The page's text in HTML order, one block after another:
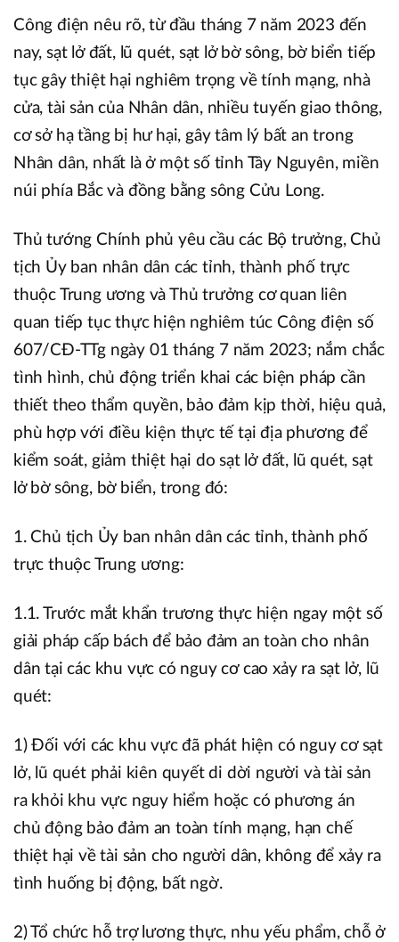
Công điện nêu rõ, từ đầu tháng 7 năm 2023 đến
nay, sạt lở đất, lũ quét, sạt lở bờ sông, bờ biển tiếp
tục gây thiệt hại nghiêm trọng về tính mạng, nhà
cửa, tài sản của Nhân dân, nhiều tuyến giao thông,
cơ sở hạ tầng bị hư hại, gây tâm lý bất an trong
Nhân dân, nhất là ở một số tỉnh Tây Nguyên, miền
núi phía Bắc và đồng bằng sông Cửu Long.
Thủ tướng Chính phủ yêu cầu các Bộ trưởng, Chủ
tịch Ủy ban nhân dân các tỉnh, thành phố trực
thuộc Trung ương và Thủ trưởng cơ quan liên
quan tiếp tục thực hiện nghiêm túc Công điện số
607/CĐ-TTg ngày 01 tháng 7 năm 2023; nắm chắc
tình hình, chủ động triển khai các biện pháp cần
thiết theo thẩm quyền, bảo đảm kịp thời, hiệu quả,
phù hợp với điều kiện thực tế tại địa phương để
kiểm soát, giảm thiệt hại do sạt lở đất, lũ quét, sạt
lở bờ sông, bờ biển, trong đó:
1. Chủ tịch Ủy ban nhân dân các tỉnh, thành phố
trực thuộc Trung ương:
1.1. Trước mắt khẩn trương thực hiện ngay một số
giải pháp cấp bách để bảo đảm an toàn cho nhân
dân tại các khu vực có nguy cơ cao xảy ra sạt lở, lũ
quét:
1) Đối với các khu vực đã phát hiện có nguy cơ sạt
lở, lũ quét phải kiên quyết di dời người và tài sản
ra khỏi khu vực nguy hiểm hoặc có phương án
chủ động bảo đảm an toàn tính mạng, hạn chế
thiệt hại về tài sản cho người dân, không để xảy ra
tình huống bị động, bất ngờ.
2) Tổ chức hỗ trợ lương thực, nhu yếu phẩm, chỗ ở